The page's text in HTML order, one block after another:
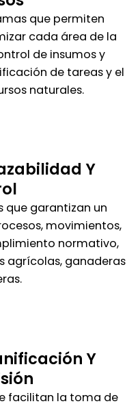
que permiten
cada área de la
de insumos y
de tareas y el
naturales.
Y
que garantizan un
movimientos,
normativo,
agrícolas, ganaderas
Y
facilitan la toma de